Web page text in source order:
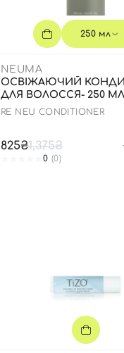
250 мл
NEUMA
ОСВІЖАЮЧИЙ
ДЛЯ ВОЛОССЯ- 250 МЛ
RE NEU CONDITIONER
825₴1,375₴
0 (0)